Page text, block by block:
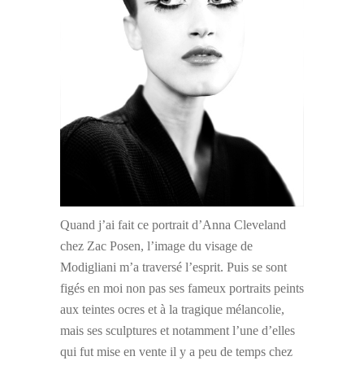
Quand j’ai fait ce portrait d’Anna Cleveland
chez Zac Posen, l’image du visage de
Modigliani m’a traversé l’esprit. Puis se sont
figés en moi non pas ses fameux portraits peints
aux teintes ocres et à la tragique mélancolie,
mais ses sculptures et notamment l’une d’elles
qui fut mise en vente il y a peu de temps chez